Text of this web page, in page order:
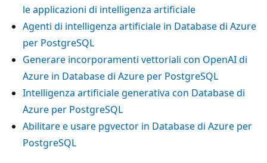
le applicazioni di intelligenza artificiale
Agenti di intelligenza artificiale in Database di Azure
per PostgreSQL
Generare incorporamenti vettoriali con OpenAI di
Azure in Database di Azure per PostgreSQL
Intelligenza artificiale generativa con Database di
Azure per PostgreSQL
Abilitare e usare pgvector in Database di Azure per
PostgreSQL